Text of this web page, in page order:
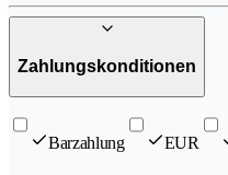
Zahlungskonditionen
Barzahlung EUR